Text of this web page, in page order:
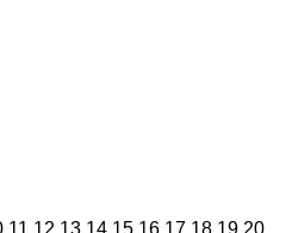
TrangTrangTrangTrangTrangTrangTrangTrangTrangTrang